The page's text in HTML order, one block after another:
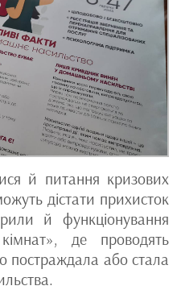
й питання кризових
дістати прихисток
й функціонування
де проводять
постраждала або стала